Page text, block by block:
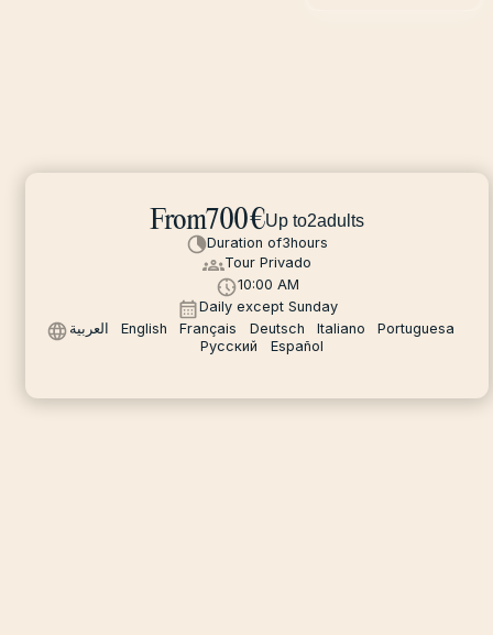
From700€Up to2adults
Duration of3hours
Tour Privado
10:00 AM
Daily except Sunday
العربية
English Français Deutsch Italiano
Portuguesa
Русский
Español